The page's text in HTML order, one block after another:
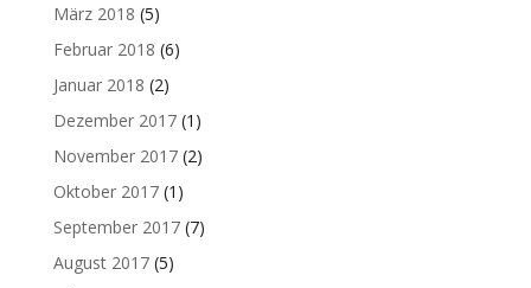
März 2018 (5)
Februar 2018 (6)
Januar 2018 (2)
Dezember 2017(1)
November 2017(2)
Oktober 2017(1)
September 2017(7)
August 2017(5)